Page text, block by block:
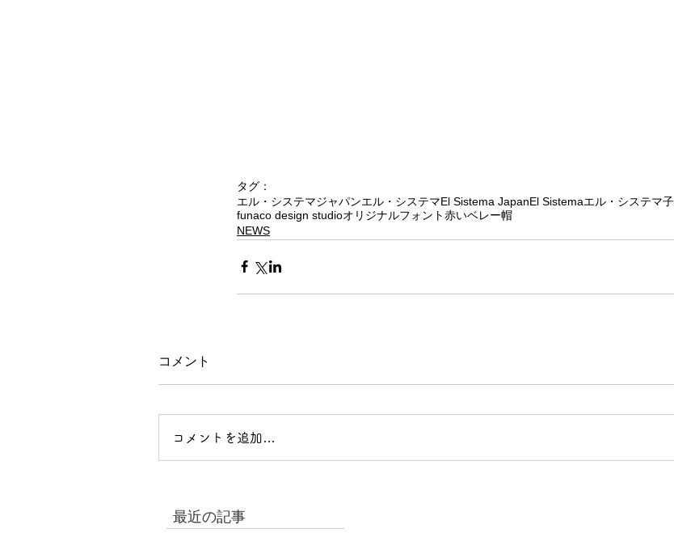
タグ：
エル・システマジャパンエル・システマEl Sistema JapanEl Sistemaエル・システマ
funaco design studioオリジナルフォント赤いベレー帽
NEWS
コメント
コメントを追加…
最近の記事